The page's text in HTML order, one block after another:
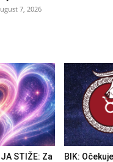
7, 2026
STIŽE: Za
BIK: